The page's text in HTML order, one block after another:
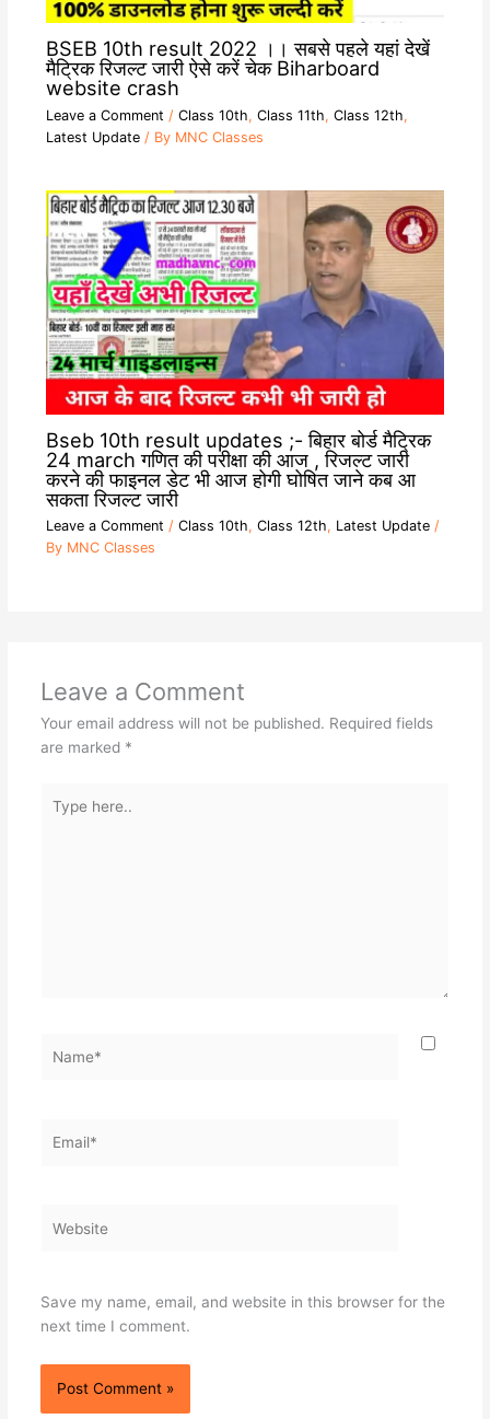
BSEB 10th result 2022 ।। सबसे पहले यहां देखें
मैट्रिक रिजल्ट जारी ऐसे करें चेक Biharboard
website crash
Leave a Comment / Class 10th, Class 11th, Class 12th,
Latest Update/ By MNC Classes
Bseb 10th result updates ;- बिहार बोर्ड मैट्रिक
24 march गणित की परीक्षा की आज , रिजल्ट जारी
करने की फाइनल डेट भी आज होगी घोषित जाने कब आ
सकता रिजल्ट जारी
Leave a Comment / Class 10th, Class 12th, Latest Update/
By MNC Classes
Leave a Comment
Your email address will not be published. Required fields
are marked *
here..
Save my name, email, and website in this browser for the
next time I comment.